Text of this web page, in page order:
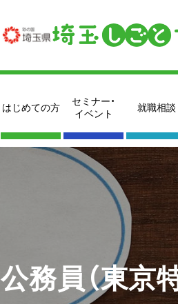
はじめての方
セミナー・
イベント
就職相談
公務員（東京